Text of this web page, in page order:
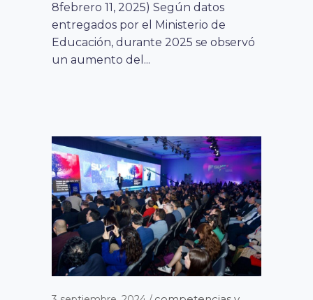
8febrero 11, 2025) Según datos
entregados por el Ministerio de
Educación, durante 2025 se observó
un aumento del...